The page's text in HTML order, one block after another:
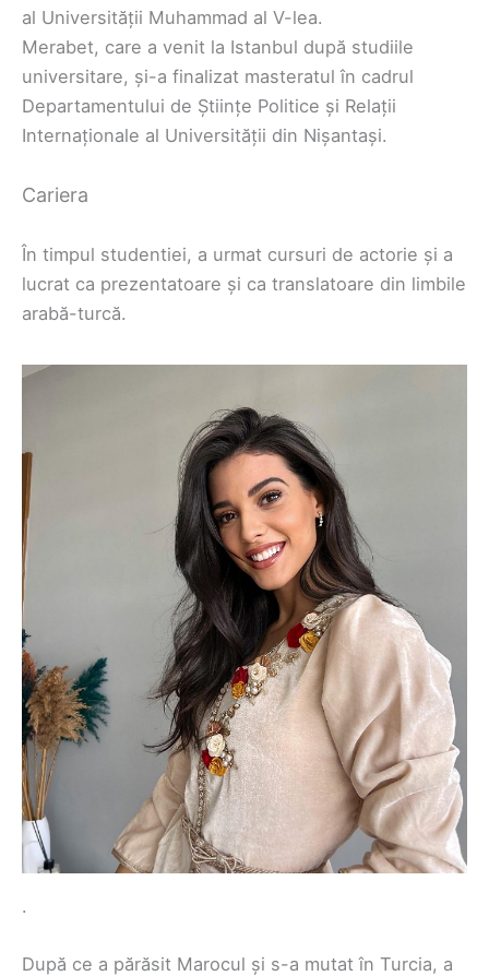
al Universității Muhammad al V-lea.
Merabet, care a venit la Istanbul după studiile
universitare, și-a finalizat masteratul în cadrul
Departamentului de Științe Politice și Relații
Internaționale al Universității din Nișantași.
Cariera
În timpul studentiei, a urmat cursuri de actorie și a
lucrat ca prezentatoare și ca translatoare din limbile
arabă-turcă.
.
După ce a părăsit Marocul și s-a mutat în Turcia, a